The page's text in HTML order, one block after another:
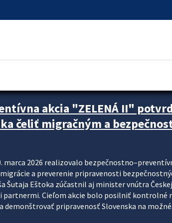
akcia "ZELENÁ II"
čeliť migračným a
2026 realizovalo
a preverenie pripravenosti
Šutaja Eštoka zúčastnil aj minister vnútra
partnermi. Cieľom akcie bolo posilniť kontrolné
demonštrovať pripravenosť Slovenska na